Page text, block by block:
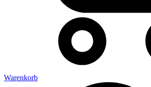
Warenkorb